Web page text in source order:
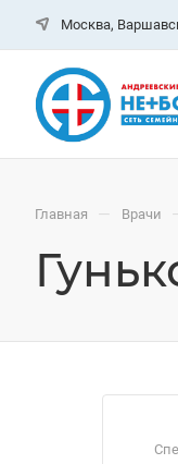
Москва,
Главная — Врачи